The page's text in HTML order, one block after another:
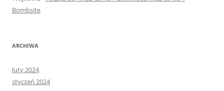
Bombsite
ARCHIWA
luty 2024
styczeń 2024